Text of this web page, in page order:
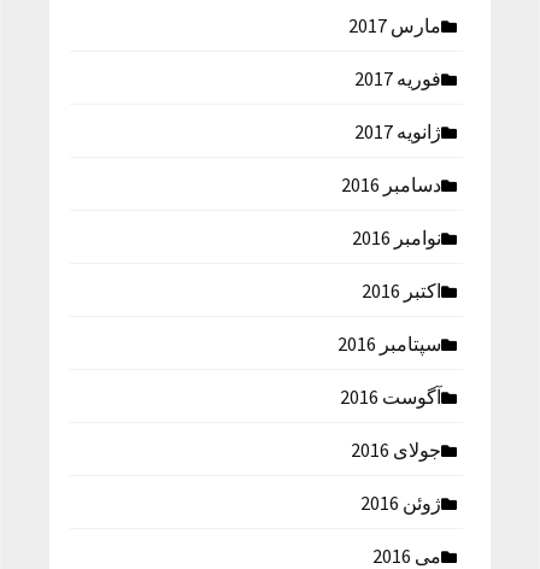
مارس 2017
فوریه 2017
ژانویه 2017
دسامبر 2016
نوامبر 2016
اکتبر 2016
سپتامبر 2016
آگوست 2016
جولای 2016
ژوئن 2016
می 2016